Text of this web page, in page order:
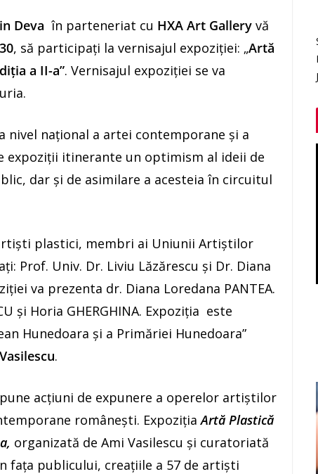
Deva în parteneriat cu HXA Art Gallery vă
, să participați la vernisajul expoziției: „Artă
a II-a”. Vernisajul expoziției se va
nivel național a artei contemporane și a
expoziţii itinerante un optimism al ideii de
dar și de asimilare a acesteia în circuitul
plastici, membri ai Uniunii Artiștilor
Prof. Univ. Dr. Liviu Lăzărescu și Dr. Diana
va prezenta dr. Diana Loredana PANTEA.
și Horia GHERGHINA. Expoziția este
Hunedoara și a Primăriei Hunedoara”
.
acţiuni de expunere a operelor artiştilor
româneşti. ExpoziţiaArtă Plastică
organizată de Ami Vasilescu şi curatoriată
faţa publicului, creaţiile a 57 de artişti